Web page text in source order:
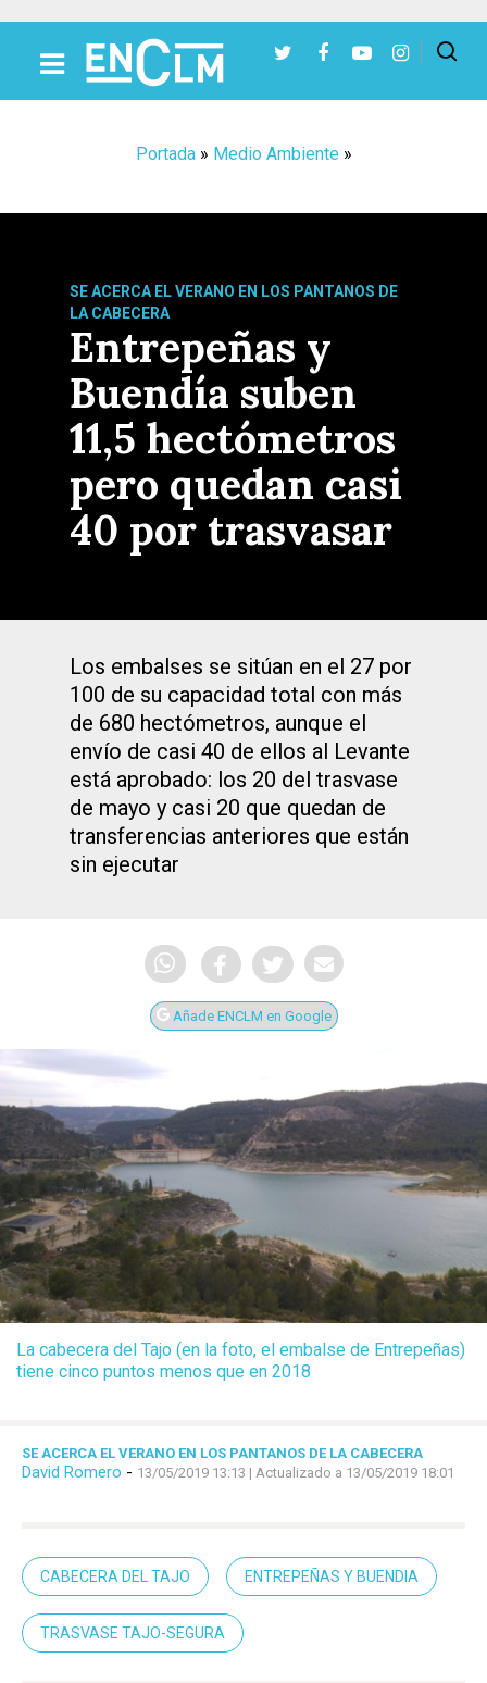
Portada» Medio Ambiente »
SE ACERCA EL VERANO EN LOS PANTANOS DE
LA CABECERA
Entrepeñas y
Buendía suben
11,5 hectómetros
pero quedan casi
40 por trasvasar
Los embalses se sitúan en el 27 por
100 de su capacidad total con más
de 680 hectómetros, aunque el
envío de casi 40 de ellos al Levante
está aprobado: los 20 del trasvase
de mayo y casi 20 que quedan de
transferencias anteriores que están
sin ejecutar
Añade ENCLM en Google
La cabecera del Tajo (en la foto, el embalse de Entrepeñas)
tiene cinco puntos menos que en 2018
SE ACERCA EL VERANO EN LOS PANTANOS DE LA CABECERA
David Romero - 13/05/2019 13:13 | Actualizado a 13/05/2019 18:01
CABECERA DEL TAJO ENTREPEÑAS Y BUENDIA
TRASVASE TAJO-SEGURA